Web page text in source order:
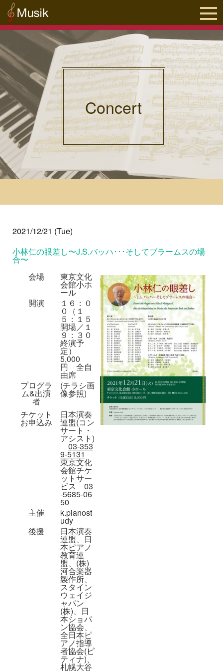
Concert
2021/12/21 (Tue)
小林仁の眼差し〜J.S.バッハ･･･そしてブラームスの場
合〜
会場
東京文化
会館小ホ
ール
開演
１６：０
０（１
５：１５
開場／１
９：３０
終演予
定）
5,000
円 全自
由席
プログラ
ム&出演
者
(チラシ画
像参照)
チケット
お申込み
日本演奏
連盟(コン
サート・
アシスト)
03-353
9-5131
東京文化
会館チケ
ットサー
ビス 03
-5685-06
50
主催
k.pianost
udy
後援
日本演奏
連盟、日
本ピアノ
教育連
盟、(株)
河合楽器
製作所、
スタイン
ウェイジ
ャパン
(株)、日
本ショパ
ン協会、
全日本ピ
アノ指導
者協会(ピ
ティナ)、
札幌大谷